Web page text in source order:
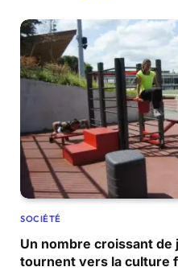
SOCIÉTÉ
Un nombre croissant de
tournent vers la culture